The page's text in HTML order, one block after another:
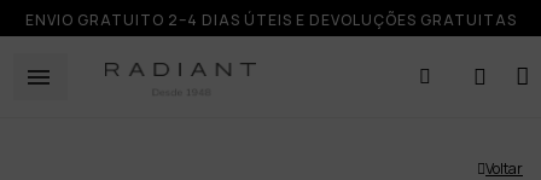
ENVIO GRATUITO 2–4 DIAS ÚTEIS E DEVOLUÇÕES GRATUITAS
Voltar